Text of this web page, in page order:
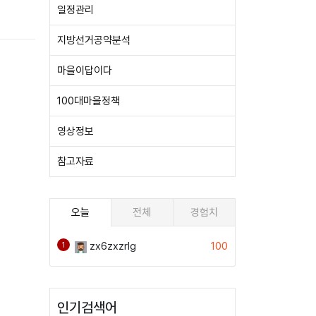
일정관리
지방선거공약분석
마을이답이다
100대마을정책
영상정보
참고자료
오늘 전체 경험치
1 zx6zxzrlg 100
인기검색어